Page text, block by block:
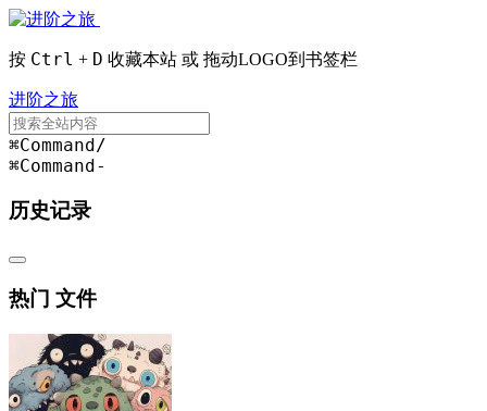
按 Ctrl + D 收藏本站 或 拖动LOGO到书签栏
进阶之旅
⌘Command/
⌘Command-
历史记录
热门 文件